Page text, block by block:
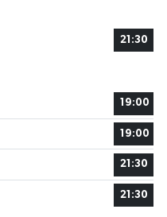
21:30
19:00
19:00
21:30
21:30